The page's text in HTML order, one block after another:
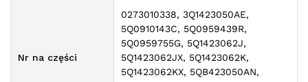
Nr na części
0273010338, 3Q1423050AE,
5Q0910143C, 5Q0959439R,
5Q0959755G, 5Q1423062J,
5Q1423062JX, 5Q1423062K,
5Q1423062KX, 5QB423050AN,